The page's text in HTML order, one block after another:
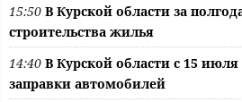
15:50 В Курской области за
строительства жилья
14:40 В Курской области с 15
заправки автомобилей